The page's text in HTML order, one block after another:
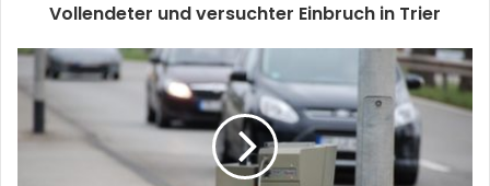
Vollendeter und versuchter Einbruch in Trier